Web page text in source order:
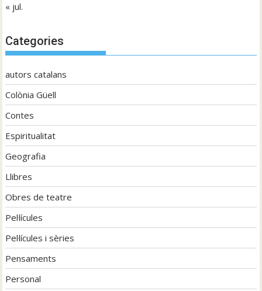
« jul.
Categories
autors catalans
Colònia Güell
Contes
Espiritualitat
Geografia
Llibres
Obres de teatre
Pel·lícules
Pel·lícules i sèries
Pensaments
Personal